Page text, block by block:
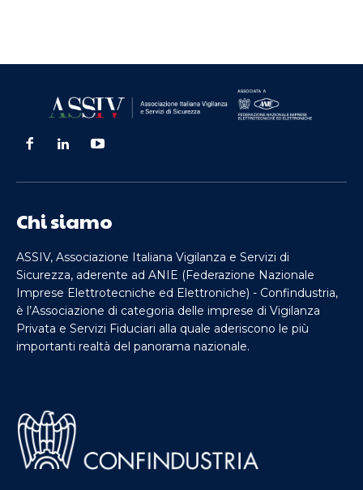
Chi siamo
ASSIV, Associazione Italiana Vigilanza e Servizi di
Sicurezza, aderente ad ANIE (Federazione Nazionale
Imprese Elettrotecniche ed Elettroniche) - Confindustria,
è l’Associazione di categoria delle imprese di Vigilanza
Privata e Servizi Fiduciari alla quale aderiscono le più
importanti realtà del panorama nazionale.